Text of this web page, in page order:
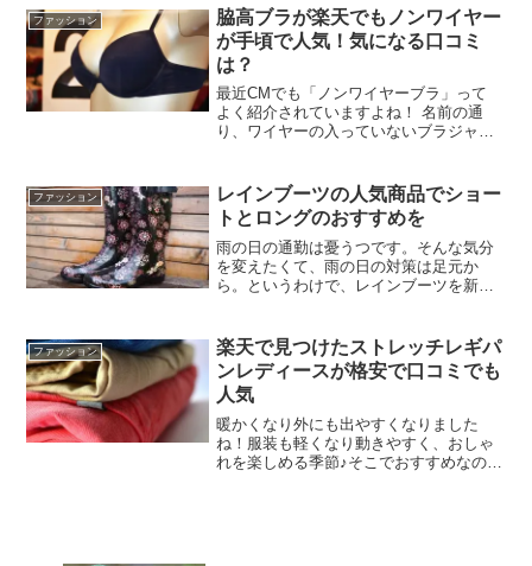
らいたいですよね♪フォーマル用のロンパ
ースも色々出ています。ベ...
ファッション
脇高ブラが楽天でもノンワイヤー
が手頃で人気！気になる口コミ
は？
最近CMでも「ノンワイヤーブラ」って
よく紹介されていますよね！ 名前の通
り、ワイヤーの入っていないブラジャー
体系も十人十色なので、いかに自分に合
う サイズや形を選...
ファッション
レインブーツの人気商品でショー
トとロングのおすすめを
雨の日の通勤は憂うつです。そんな気分
を変えたくて、雨の日の対策は足元か
ら。というわけで、レインブーツを新調
か、迷ってしまいますね。色々と調べた
り、人に聞いたりして見つけた...
ファッション
楽天で見つけたストレッチレギパ
ンレディースが格安で口コミでも
人気
暖かくなり外にも出やすくなりました
ね！服装も軽くなり動きやすく、おしゃ
れを楽しめる季節♪そこでおすすめなのが